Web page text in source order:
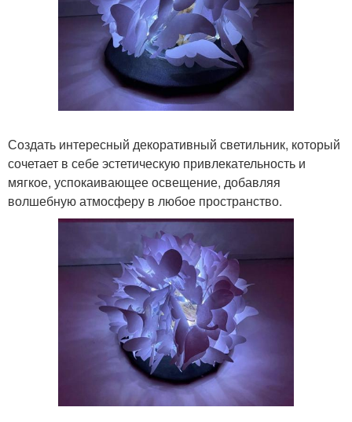
Создать интересный декоративный светильник, который
сочетает в себе эстетическую привлекательность и
мягкое, успокаивающее освещение, добавляя
волшебную атмосферу в любое пространство.